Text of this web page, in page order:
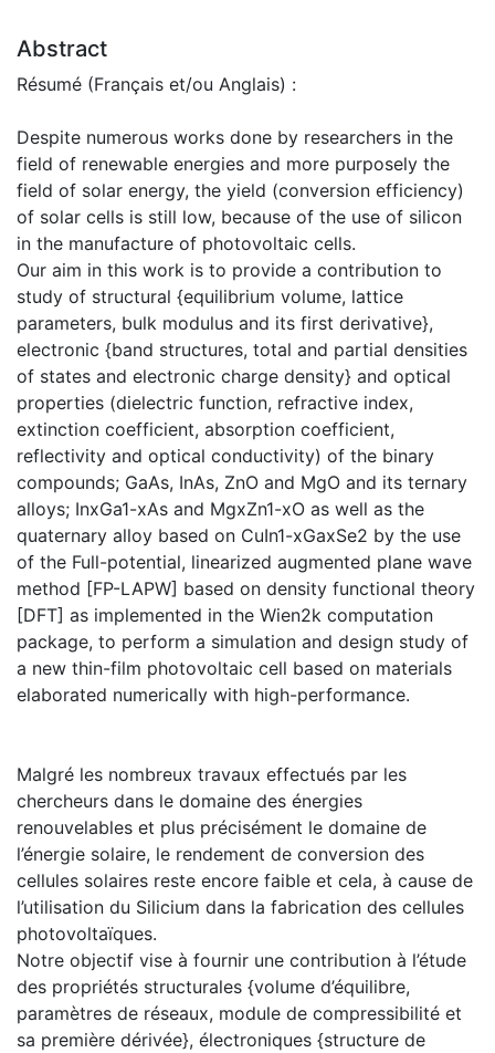
Abstract
Résumé (Français et/ou Anglais) :
Despite numerous works done by researchers in the
field of renewable energies and more purposely the
field of solar energy, the yield (conversion efficiency)
of solar cells is still low, because of the use of silicon
in the manufacture of photovoltaic cells.
Our aim in this work is to provide a contribution to
study of structural {equilibrium volume, lattice
parameters, bulk modulus and its first derivative},
electronic {band structures, total and partial densities
of states and electronic charge density} and optical
properties (dielectric function, refractive index,
extinction coefficient, absorption coefficient,
reflectivity and optical conductivity) of the binary
compounds; GaAs, InAs, ZnO and MgO and its ternary
alloys; InxGa1-xAs and MgxZn1-xO as well as the
quaternary alloy based on CuIn1-xGaxSe2 by the use
of the Full-potential, linearized augmented plane wave
method [FP-LAPW] based on density functional theory
[DFT] as implemented in the Wien2k computation
package, to perform a simulation and design study of
a new thin-film photovoltaic cell based on materials
elaborated numerically with high-performance.
Malgré les nombreux travaux effectués par les
chercheurs dans le domaine des énergies
renouvelables et plus précisément le domaine de
l’énergie solaire, le rendement de conversion des
cellules solaires reste encore faible et cela, à cause de
l’utilisation du Silicium dans la fabrication des cellules
photovoltaïques.
Notre objectif vise à fournir une contribution à l’étude
des propriétés structurales {volume d’équilibre,
paramètres de réseaux, module de compressibilité et
sa première dérivée}, électroniques {structure de